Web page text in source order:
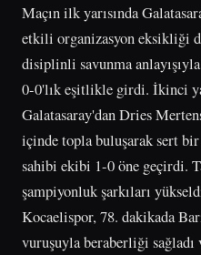
Maçın ilk yarısında
etkili organizasyon eksikliği
disiplinli savunma anlayışıyla
0-0'lık eşitlikle girdi. İkinci
Galatasaray'dan Dries
içinde topla buluşarak sert bir
sahibi ekibi 1-0 öne geçirdi.
şampiyonluk şarkıları
Kocaelispor, 78. dakikada
vuruşuyla beraberliği sağladı